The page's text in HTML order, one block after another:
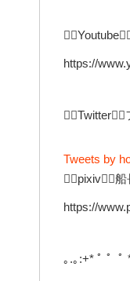
https://
Tweets by
🏴‍☠️pixiv🏴‍☠️
https://
｡.｡:+* ﾟ ゜ﾟ